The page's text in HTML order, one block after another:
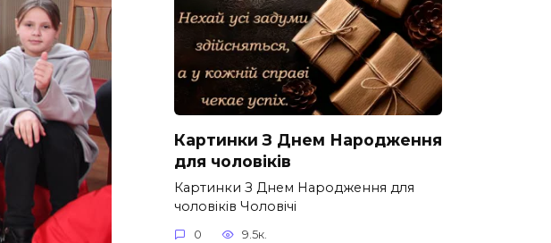
Картинки З Днем Народження
для чоловіків​
Картинки З Днем Народження для
чоловіків​ Чоловічі
0 9.5к.